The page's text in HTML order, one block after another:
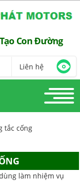
Con Đường
Liên hệ
tắc cống
làm nhiệm vụ